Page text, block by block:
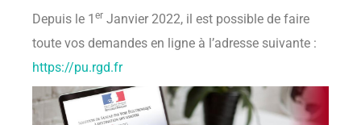
Depuis le 1 er Janvier 2022, il est possible de faire
toute vos demandes en ligne à l’adresse suivante :
https://pu.rgd.fr